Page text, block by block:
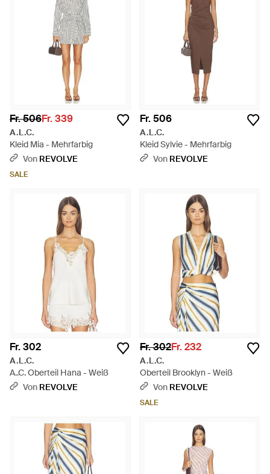
Fr. 506Fr. 339
A.L.C.
Kleid Mia - Mehrfarbig
Von REVOLVE
SALE
Fr. 506
A.L.C.
Kleid Sylvie - Mehrfarbig
Von REVOLVE
Fr. 302
A.L.C.
A..C. Oberteil Hana - Weiß
Von REVOLVE
Fr. 302Fr. 232
A.L.C.
Oberteil Brooklyn - Weiß
Von REVOLVE
SALE